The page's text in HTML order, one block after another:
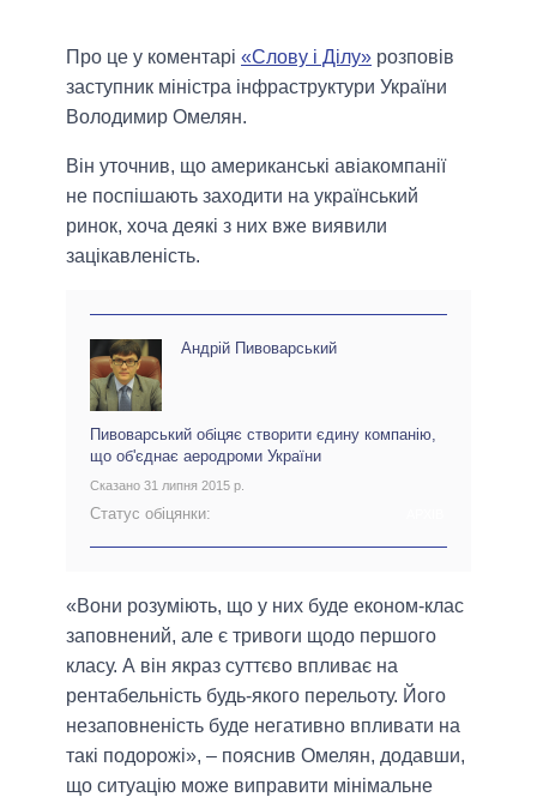
Про це у коментарі «Слову і Ділу» розповів
заступник міністра інфраструктури України
Володимир Омелян.
Він уточнив, що американські авіакомпанії
не поспішають заходити на український
ринок, хоча деякі з них вже виявили
зацікавленість.
Андрій Пивоварський
Пивоварський обіцяє створити єдину компанію,
що об'єднає аеродроми України
Сказано 31 липня 2015 р.
Статус обіцянки:
«Вони розуміють, що у них буде економ-клас
заповнений, але є тривоги щодо першого
класу. А він якраз суттєво впливає на
рентабельність будь-якого перельоту. Його
незаповненість буде негативно впливати на
такі подорожі», – пояснив Омелян, додавши,
що ситуацію може виправити мінімальне